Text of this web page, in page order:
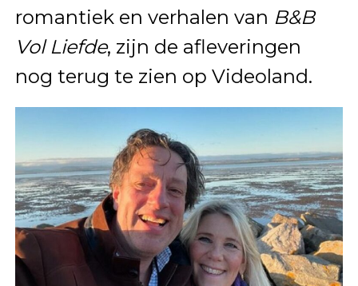
romantiek en verhalen van B&B
Vol Liefde, zijn de afleveringen
nog terug te zien op Videoland.